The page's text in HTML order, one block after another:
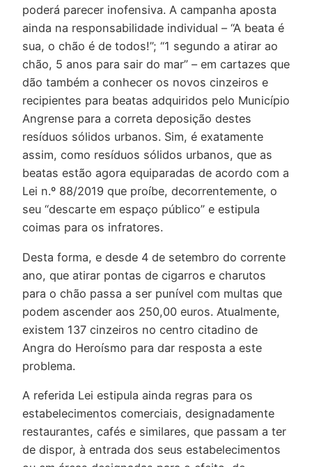
poderá parecer inofensiva. A campanha aposta
ainda na responsabilidade individual – “A beata é
sua, o chão é de todos!”; “1 segundo a atirar ao
chão, 5 anos para sair do mar” – em cartazes que
dão também a conhecer os novos cinzeiros e
recipientes para beatas adquiridos pelo Município
Angrense para a correta deposição destes
resíduos sólidos urbanos. Sim, é exatamente
assim, como resíduos sólidos urbanos, que as
beatas estão agora equiparadas de acordo com a
Lei n.º 88/2019 que proíbe, decorrentemente, o
seu “descarte em espaço público” e estipula
coimas para os infratores.
Desta forma, e desde 4 de setembro do corrente
ano, que atirar pontas de cigarros e charutos
para o chão passa a ser punível com multas que
podem ascender aos 250,00 euros. Atualmente,
existem 137 cinzeiros no centro citadino de
Angra do Heroísmo para dar resposta a este
problema.
A referida Lei estipula ainda regras para os
estabelecimentos comerciais, designadamente
restaurantes, cafés e similares, que passam a ter
de dispor, à entrada dos seus estabelecimentos